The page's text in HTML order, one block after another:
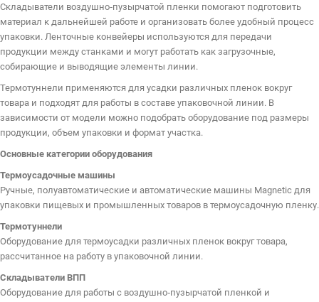
Складыватели воздушно‑пузырчатой пленки помогают подготовить
материал к дальнейшей работе и организовать более удобный процесс
упаковки. Ленточные конвейеры используются для передачи
продукции между станками и могут работать как загрузочные,
собирающие и выводящие элементы линии.
Термотуннели применяются для усадки различных пленок вокруг
товара и подходят для работы в составе упаковочной линии. В
зависимости от модели можно подобрать оборудование под размеры
продукции, объем упаковки и формат участка.
Основные категории оборудования
Термоусадочные машины
Ручные, полуавтоматические и автоматические машины Magnetic для
упаковки пищевых и промышленных товаров в термоусадочную пленку.
Термотуннели
Оборудование для термоусадки различных пленок вокруг товара,
рассчитанное на работу в упаковочной линии.
Складыватели ВПП
Оборудование для работы с воздушно‑пузырчатой пленкой и